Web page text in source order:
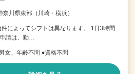
川県東部（川崎・横浜）
によってシフトは異なります。 1日3時間
請は、勤…
女、年齢不問 ●資格不問